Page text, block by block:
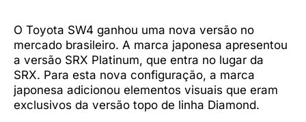
O Toyota SW4 ganhou uma nova versão no
mercado brasileiro. A marca japonesa apresentou
a versão SRX Platinum, que entra no lugar da
SRX. Para esta nova configuração, a marca
japonesa adicionou elementos visuais que eram
exclusivos da versão topo de linha Diamond.